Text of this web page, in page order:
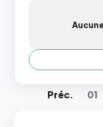
Préc. 01